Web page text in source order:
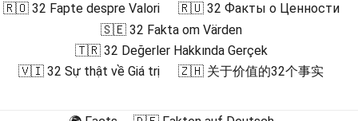
🇷🇴 32 Fapte despre Valori
🇷🇺 32 Факты о Ценности
🇸🇪 32 Fakta om Värden
🇹🇷 32 Değerler Hakkında Gerçek
🇻🇮 32 Sự thật về Giá trị
🇿🇭 关于价值的32个事实